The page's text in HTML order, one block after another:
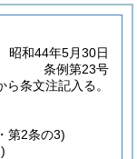
昭和44年5月30日
条例第23号
条文注記入る。
第2条の3)